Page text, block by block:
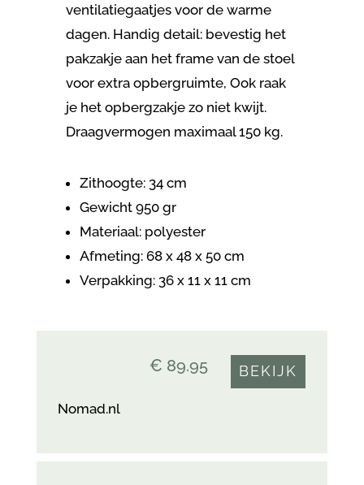
ventilatiegaatjes voor de warme
dagen. Handig detail: bevestig het
pakzakje aan het frame van de stoel
voor extra opbergruimte, Ook raak
je het opbergzakje zo niet kwijt.
Draagvermogen maximaal 150 kg.
Zithoogte: 34 cm
Gewicht 950 gr
Materiaal: polyester
Afmeting: 68 x 48 x 50 cm
Verpakking: 36 x 11 x 11 cm
Nomad.nl
€ 89.95 BEKIJK